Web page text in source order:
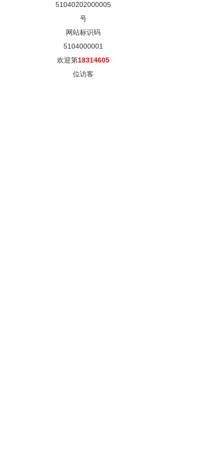
51040202000005
号
网站标识码
5104000001
欢迎第18314605
位访客